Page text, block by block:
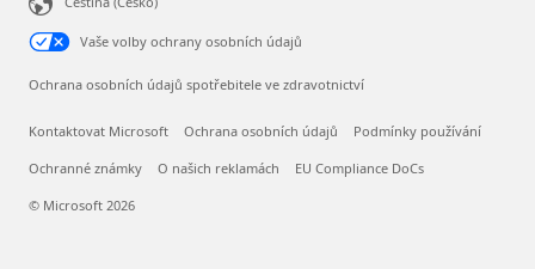
Vaše volby ochrany osobních údajů
Ochrana osobních údajů spotřebitele ve zdravotnictví
Kontaktovat Microsoft Ochrana osobních údajů Podmínky používání
Ochranné známky O našich reklamách EU Compliance DoCs
© Microsoft 2026